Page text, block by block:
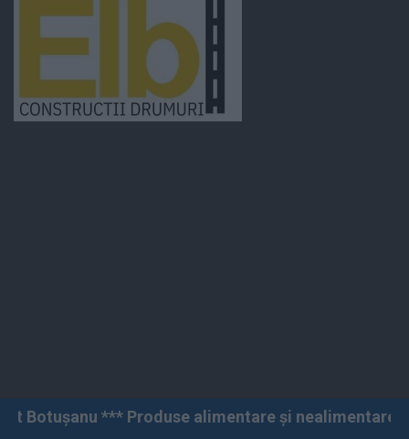
Produse alimentare și nealimentare *** Vânzări